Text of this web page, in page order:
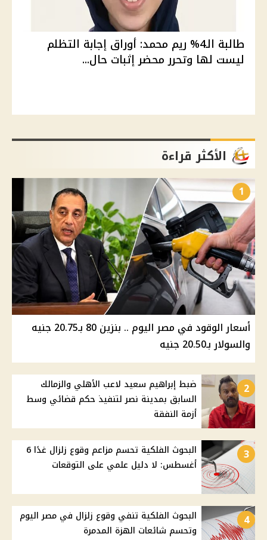
طالبة الـ4% ريم محمد: أوراق إجابة التظلم
ليست لها وتحرر محضر إثبات حال...
الأكثر قراءة
1
أسعار الوقود في مصر اليوم .. بنزين 80 بـ20.75 جنيه
والسولار بـ20.50 جنيه
2
ضبط إبراهيم سعيد لاعب الأهلي والزمالك
السابق بمدينة نصر لتنفيذ حكم قضائي وسط
أزمة النفقة
3
البحوث الفلكية تحسم مزاعم وقوع زلزال غدًا 6
أغسطس: لا دليل علمي على التوقعات
4
البحوث الفلكية تنفي وقوع زلزال في مصر اليوم
وتحسم شائعات الهزة المدمرة